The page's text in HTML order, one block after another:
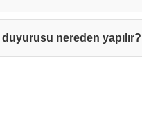
nereden yapılır?